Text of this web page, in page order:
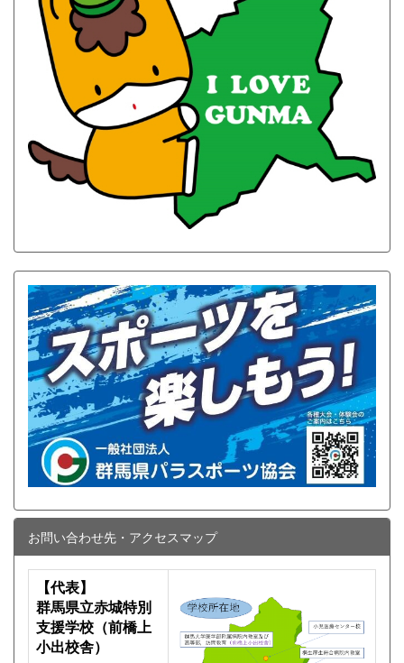
お問い合わせ先・アクセスマップ
【代表】
群馬県立赤城特別
支援学校（前橋上
小出校舎）